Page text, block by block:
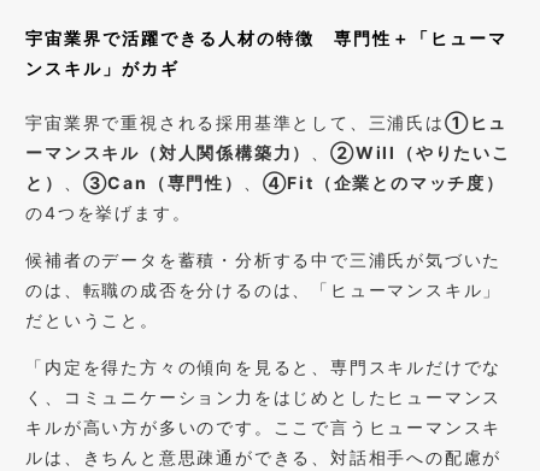
宇宙業界で活躍できる人材の特徴 専門性＋「ヒューマ
ンスキル」がカギ
宇宙業界で重視される採用基準として、三浦氏は①ヒュ
ーマンスキル（対人関係構築力）
、②Will
（やりたいこ
と）
③Can （専門性） ④Fit
（企業とのマッチ度）
の4つを挙げます。
候補者のデータを蓄積・分析する中で三浦氏が気づいた
のは、転職の成否を分けるのは、「ヒューマンスキル」
だということ。
「内定を得た方々の傾向を見ると、専門スキルだけでな
く、コミュニケーション力をはじめとしたヒューマンス
キルが高い方が多いのです。ここで言うヒューマンスキ
ルは、きちんと意思疎通ができる、対話相手への配慮が